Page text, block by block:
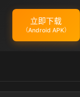
立即下载
（Android APK）